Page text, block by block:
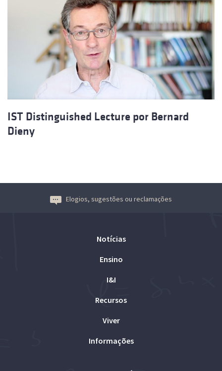
IST Distinguished Lecture por Bernard
Dieny
Elogios, sugestões ou reclamações
Notícias
Ensino
I&I
Recursos
Viver
Informações